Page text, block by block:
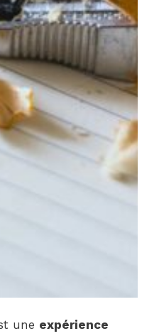
une expérience